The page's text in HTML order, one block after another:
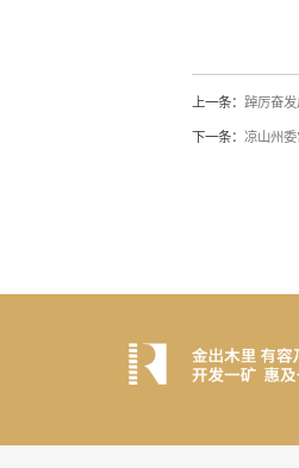
上一条： 踔厉奋
下一条： 凉山州